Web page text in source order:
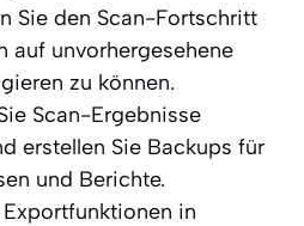
Sie den Scan-Fortschritt
auf unvorhergesehene
zu können.
Scan-Ergebnisse
erstellen Sie Backups für
und Berichte.
Exportfunktionen in